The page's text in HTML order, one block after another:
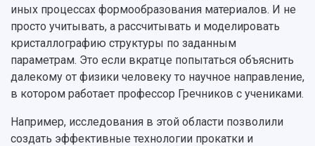
иных процессах формообразования материалов. И не
просто учитывать, а рассчитывать и моделировать
кристаллографию структуры по заданным
параметрам. Это если вкратце попытаться объяснить
далекому от физики человеку то научное направление,
в котором работает профессор Гречников с учениками.
Например, исследования в этой области позволили
создать эффективные технологии прокатки и